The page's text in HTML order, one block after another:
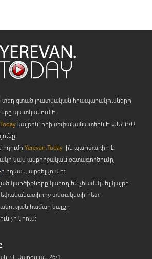
տեղ գտած լրատվական հրապարակումների
պատկանում է
կայքին` որի սեփականատերն է «ՄԵԴԻԱ
հղումը Yerevan.Today-ին պարտադիր է:
կամ ամբողջական օգտագործումը,
հղման, արգելվում է:
կարծիքները կարող են չհամնկնել կայքի
տեսակետի հետ:
համար կայքը
չի կրում:
Վ. Սարգսյան 26/1